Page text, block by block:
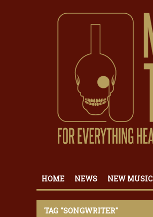
HOME NEWS NEW MUSIC
TAG "SONGWRITER"